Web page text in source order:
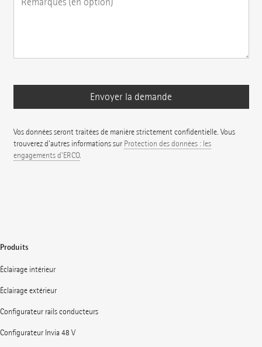
Vos données seront traitées de manière strictement confidentielle. Vous
trouverez d'autres informations sur Protection des données : les
engagements d'ERCO.
Produits
Éclairage intérieur
Éclairage extérieur
Configurateur rails conducteurs
Configurateur Invia 48 V